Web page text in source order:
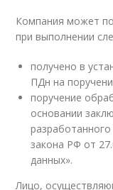
Компания может
при выполнении
получено в
ПДн на
поручение
основании
закона РФ от
данных».
Лицо,